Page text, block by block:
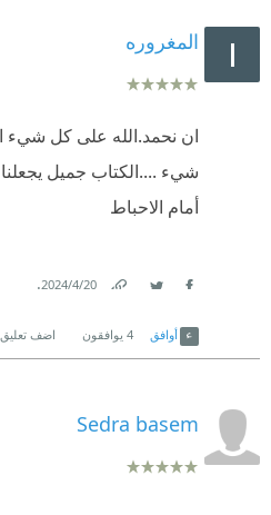
المغروره
ان نحمد.الله على كل شيء
شيء ....الكتاب جميل يجعلنا
أمام الاحباط
20‏/4‏/2024
.
أوافق 4 يوافقون اضف تعليق
Sedra basem